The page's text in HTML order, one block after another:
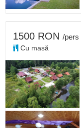
1500 RON /pers
Cu masă